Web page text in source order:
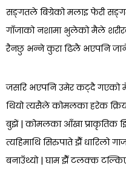
सङ्गतले बिग्रेको मलाइ फेरी
गाँजाको नशामा भुलेको मैले
रैनछु भन्ने कुरा ढिलै भएपनि
जसरि भएपनि उमेर कट्दै गएको
थियो त्यसैले कोमलका हरेक
बुझें | कोमलका आँखा प्राकृतिक
त्यहिमाथि सिरुपाते झैँ धारिलो
बनाउँथ्यो | घाम झैँ टलक्क